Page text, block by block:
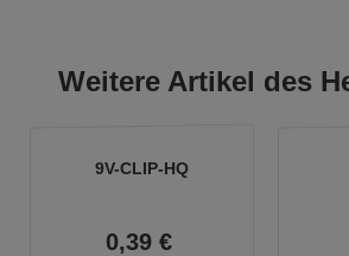
Weitere Artikel des
9V-CLIP-HQ
0,39 €